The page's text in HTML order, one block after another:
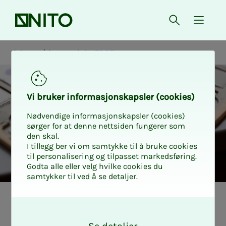
Forsiden Åpne søk
{
Styre, råd og utvalg i NITO BFI
Vi bru­­­ker in­­­for­­­ma­­­sjons­­­kaps­­­­­ler (cookies)
Nødvendige informasjonskapsler (cookies)
sørger for at denne nettsiden fungerer som
den skal.
I tillegg ber vi om samtykke til å bruke cookies
til personalisering og tilpasset markedsføring.
Godta alle eller velg hvilke cookies du
samtykker til ved å se detaljer.